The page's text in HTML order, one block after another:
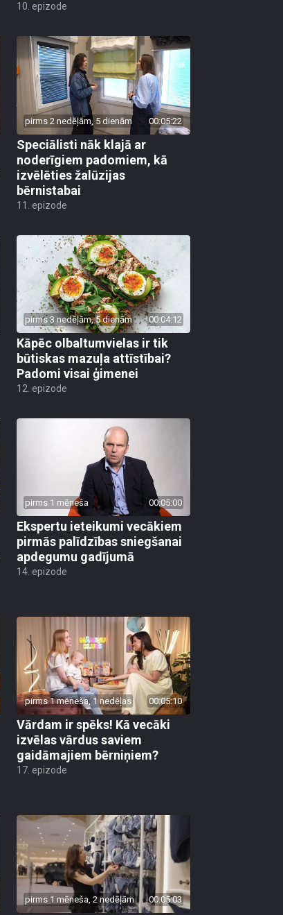
10. epizode
pirms 2 nedēļām, 5 dienām 00:05:22
Speciālisti nāk klajā ar
noderīgiem padomiem, kā
izvēlēties žalūzijas
bērnistabai
11. epizode
pirms 3 nedēļām, 5 dienām 00:04:12
Kāpēc olbaltumvielas ir tik
būtiskas mazuļa attīstībai?
Padomi visai ģimenei
12. epizode
pirms 1 mēneša 00:05:00
Ekspertu ieteikumi vecākiem
pirmās palīdzības sniegšanai
apdegumu gadījumā
14. epizode
pirms 1 mēneša, 1 nedēļas 00:05:10
Vārdam ir spēks! Kā vecāki
izvēlas vārdus saviem
gaidāmajiem bērniņiem?
17. epizode
pirms 1 mēneša, 2 nedēļām 00:05:03